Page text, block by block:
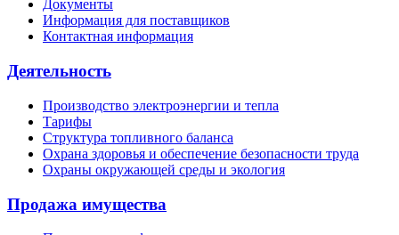
Документы
Информация для поставщиков
Контактная информация
Деятельность
Производство электроэнергии и тепла
Тарифы
Структура топливного баланса
Охрана здоровья и обеспечение безопасности труда
Охраны окружающей среды и экология
Продажа имущества